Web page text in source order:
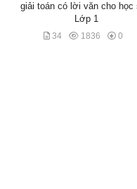
giải toán có lời văn cho học
Lớp 1
34 1836 0